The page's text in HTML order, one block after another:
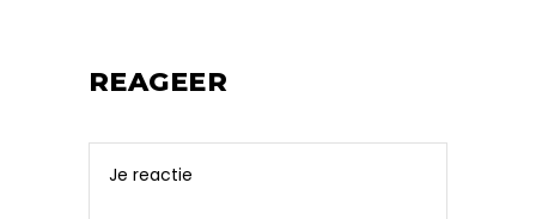
REAGEER